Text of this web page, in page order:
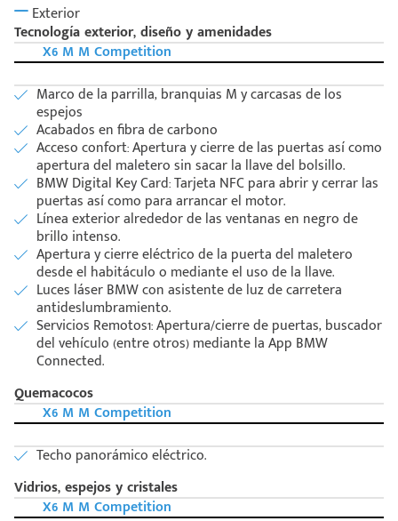
Exterior
Tecnología exterior, diseño y amenidades
X6 M M Competition
Marco de la parrilla, branquias M y carcasas de los
espejos
Acabados en fibra de carbono
Acceso confort: Apertura y cierre de las puertas así como
apertura del maletero sin sacar la llave del bolsillo.
BMW Digital Key Card: Tarjeta NFC para abrir y cerrar las
puertas así como para arrancar el motor.
Línea exterior alrededor de las ventanas en negro de
brillo intenso.
Apertura y cierre eléctrico de la puerta del maletero
desde el habitáculo o mediante el uso de la llave.
Luces láser BMW con asistente de luz de carretera
antideslumbramiento.
Servicios Remotos1: Apertura/cierre de puertas, buscador
del vehículo (entre otros) mediante la App BMW
Connected.
Quemacocos
X6 M M Competition
Techo panorámico eléctrico.
Vidrios, espejos y cristales
X6 M M Competition